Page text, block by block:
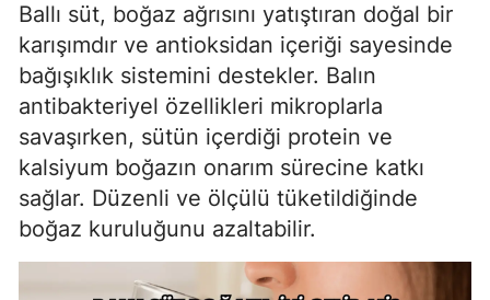
Ballı süt, boğaz ağrısını yatıştıran doğal bir
karışımdır ve antioksidan içeriği sayesinde
bağışıklık sistemini destekler. Balın
antibakteriyel özellikleri mikroplarla
savaşırken, sütün içerdiği protein ve
kalsiyum boğazın onarım sürecine katkı
sağlar. Düzenli ve ölçülü tüketildiğinde
boğaz kuruluğunu azaltabilir.